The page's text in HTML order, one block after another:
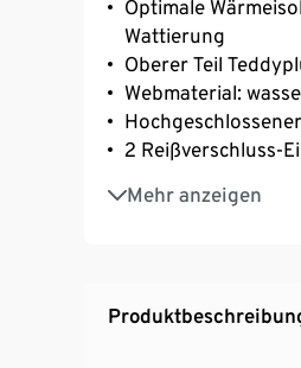
Optimale
Wattierung
Oberer Teil
Webmaterial:
2 Reißverschluss-
Mehr anzeigen
2-Wege-
Abgerundete und